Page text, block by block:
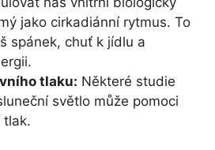
jako cirkadiánní rytmus. To
spánek, chuť k jídlu a
tlaku: Některé studie
světlo může pomoci
tlak.